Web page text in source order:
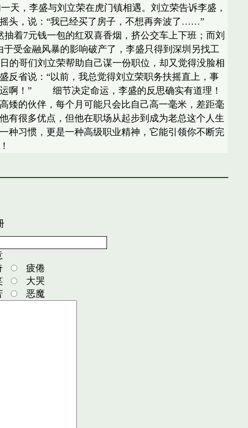
李盛与刘立荣在虎门镇相遇。刘立荣告诉李盛，
摇头，说：“我已经买了房子，不想再奔波了……”
着7元钱一包的红双喜香烟，挤公交车上下班；而刘
受金融风暴的影响破产了，李盛只得到深圳另找工
的哥们刘立荣帮助自己谋一份职位，却又觉得没脸相
省说：“以前，我总觉得刘立荣职务扶摇直上，事
运啊！” 细节决定命运，李盛的反思确实有道理！
矮的伙伴，每个月可能只会比自己高一毫米，差距毫
有很多优点，但他在职场从起步到成为老总这个人生
种习惯，更是一种高级职业精神，它能引领你不断完
疲倦
大哭
恶魔